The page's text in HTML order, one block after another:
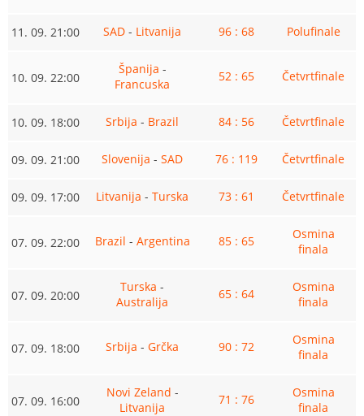
11. 09. 21:00 SAD - Litvanija 96 : 68 Polufinale
10. 09. 22:00
Španija -
Francuska
52 : 65 Četvrtfinale
10. 09. 18:00 Srbija - Brazil 84 : 56 Četvrtfinale
09. 09. 21:00 Slovenija - SAD 76 : 119 Četvrtfinale
09. 09. 17:00 Litvanija - Turska 73 : 61 Četvrtfinale
07. 09. 22:00 Brazil - Argentina 85 : 65
Osmina
finala
07. 09. 20:00
Turska -
Australija
65 : 64
Osmina
finala
07. 09. 18:00 Srbija - Grčka 90 : 72
Osmina
finala
07. 09. 16:00
Novi Zeland -
Litvanija
71 : 76
Osmina
finala